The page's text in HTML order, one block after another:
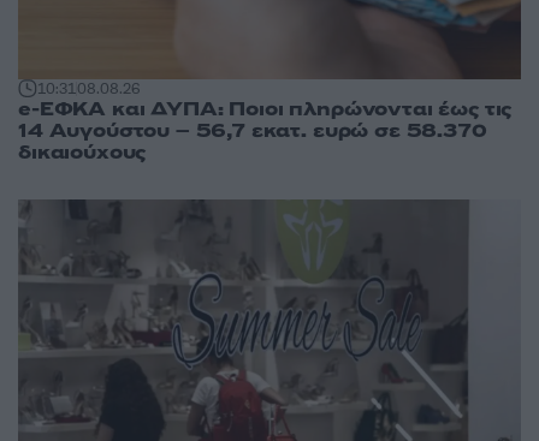
10:3108.08.26
e-ΕΦΚΑ και ΔΥΠΑ: Ποιοι πληρώνονται έως τις
14 Αυγούστου – 56,7 εκατ. ευρώ σε 58.370
δικαιούχους